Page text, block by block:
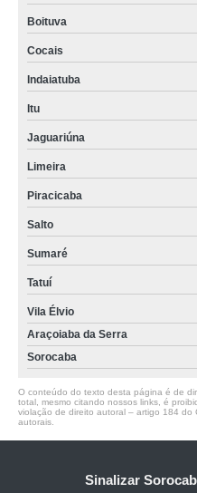
Boituva
Cocais
Indaiatuba
Itu
Jaguariúna
Limeira
Piracicaba
Salto
Sumaré
Tatuí
Vila Élvio
Araçoiaba da Serra
Sorocaba
O conteúdo do texto desta página é de
total, mesmo citando nossos links, é
violação de direito autoral – artigo 184 do
autorais
Sinalizar